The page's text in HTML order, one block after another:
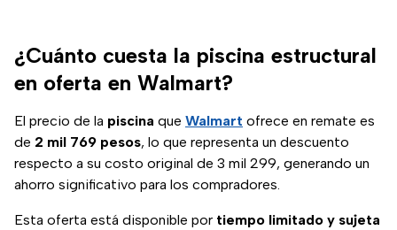
¿Cuánto cuesta la piscina estructural
en oferta en Walmart?
El precio de la piscina que Walmart ofrece en remate es
de 2 mil 769 pesos, lo que representa un descuento
respecto a su costo original de 3 mil 299, generando un
ahorro significativo para los compradores.
Esta oferta está disponible por tiempo limitado y sujeta